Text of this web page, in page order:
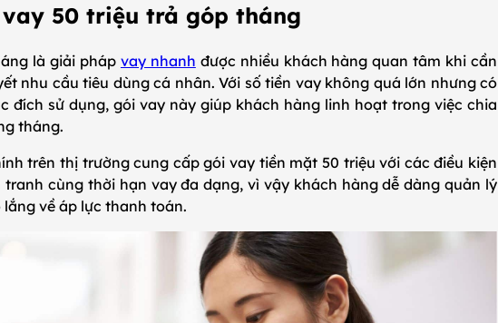
vay 50 triệu trả góp tháng
là giải pháp vay nhanh được nhiều khách hàng quan tâm khi cần
nhu cầu tiêu dùng cá nhân. Với số tiền vay không quá lớn nhưng có
đích sử dụng, gói vay này giúp khách hàng linh hoạt trong việc chia
tháng.
trên thị trường cung cấp gói vay tiền mặt 50 triệu với các điều kiện
cùng thời hạn vay đa dạng, vì vậy khách hàng dễ dàng quản lý
về áp lực thanh toán.